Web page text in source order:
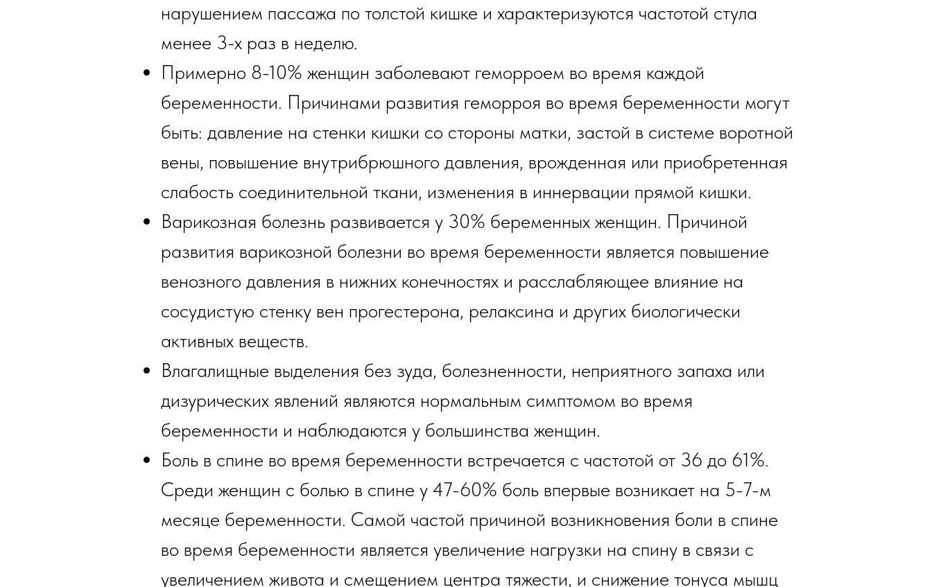
нарушением пассажа по толстой кишке и характеризуются частотой стула
менее 3-х раз в неделю.
Примерно 8-10% женщин заболевают геморроем во время каждой
беременности. Причинами развития геморроя во время беременности могут
быть: давление на стенки кишки со стороны матки, застой в системе воротной
вены, повышение внутрибрюшного давления, врожденная или приобретенная
слабость соединительной ткани, изменения в иннервации прямой кишки.
Варикозная болезнь развивается у 30% беременных женщин. Причиной
развития варикозной болезни во время беременности является повышение
венозного давления в нижних конечностях и расслабляющее влияние на
сосудистую стенку вен прогестерона, релаксина и других биологически
активных веществ.
Влагалищные выделения без зуда, болезненности, неприятного запаха или
дизурических явлений являются нормальным симптомом во время
беременности и наблюдаются у большинства женщин.
Боль в спине во время беременности встречается с частотой от 36 до 61%.
Среди женщин с болью в спине у 47-60% боль впервые возникает на 5-7-м
месяце беременности. Самой частой причиной возникновения боли в спине
во время беременности является увеличение нагрузки на спину в связи с
увеличением живота и смещением центра тяжести, и снижение тонуса мышц